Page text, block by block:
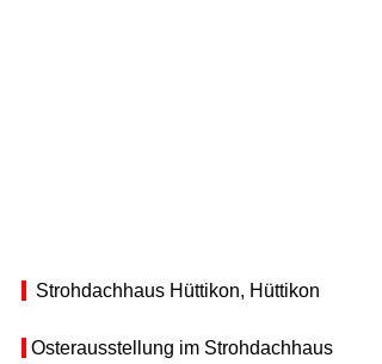
Strohdachhaus Hüttikon, Hüttikon
Osterausstellung im Strohdachhaus